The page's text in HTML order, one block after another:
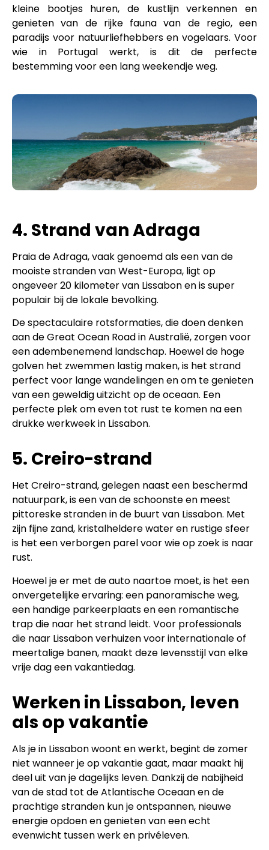
kleine bootjes huren, de kustlijn verkennen en
genieten van de rijke fauna van de regio, een
paradijs voor natuurliefhebbers en vogelaars. Voor
wie in Portugal werkt, is dit de perfecte
bestemming voor een lang weekendje weg.
4. Strand van Adraga
Praia de Adraga, vaak genoemd als een van de
mooiste stranden van West-Europa, ligt op
ongeveer 20 kilometer van Lissabon en is super
populair bij de lokale bevolking.
De spectaculaire rotsformaties, die doen denken
aan de Great Ocean Road in Australië, zorgen voor
een adembenemend landschap. Hoewel de hoge
golven het zwemmen lastig maken, is het strand
perfect voor lange wandelingen en om te genieten
van een geweldig uitzicht op de oceaan. Een
perfecte plek om even tot rust te komen na een
drukke werkweek in Lissabon.
5. Creiro-strand
Het Creiro-strand, gelegen naast een beschermd
natuurpark, is een van de schoonste en meest
pittoreske stranden in de buurt van Lissabon. Met
zijn fijne zand, kristalheldere water en rustige sfeer
is het een verborgen parel voor wie op zoek is naar
rust.
Hoewel je er met de auto naartoe moet, is het een
onvergetelijke ervaring: een panoramische weg,
een handige parkeerplaats en een romantische
trap die naar het strand leidt. Voor professionals
die naar Lissabon verhuizen voor internationale of
meertalige banen, maakt deze levensstijl van elke
vrije dag een vakantiedag.
Werken in Lissabon, leven
als op vakantie
Als je in Lissabon woont en werkt, begint de zomer
niet wanneer je op vakantie gaat, maar maakt hij
deel uit van je dagelijks leven. Dankzij de nabijheid
van de stad tot de Atlantische Oceaan en de
prachtige stranden kun je ontspannen, nieuwe
energie opdoen en genieten van een echt
evenwicht tussen werk en privéleven.